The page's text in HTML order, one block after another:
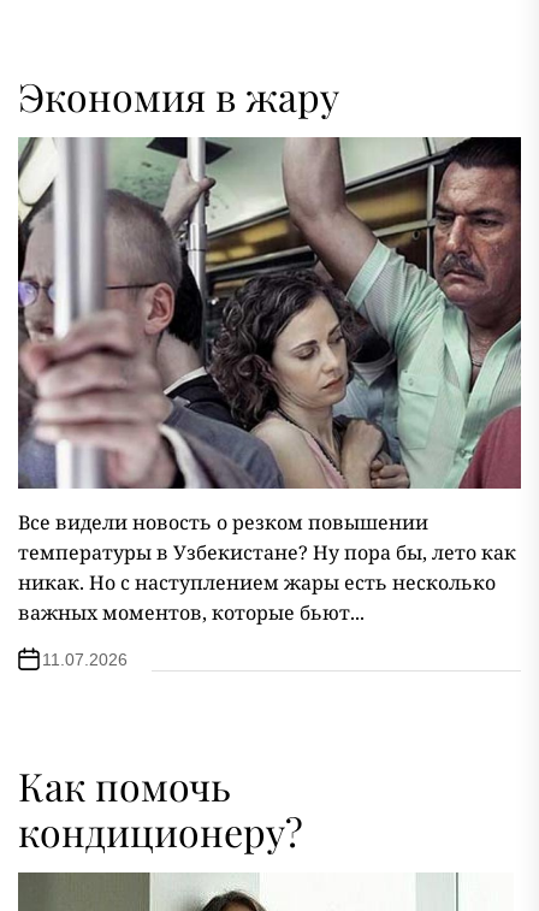
Экономия в жару
Все видели новость о резком повышении
температуры в Узбекистане? Ну пора бы, лето как
никак. Но с наступлением жары есть несколько
важных моментов, которые бьют...
11.07.2026
Как помочь
кондиционеру?